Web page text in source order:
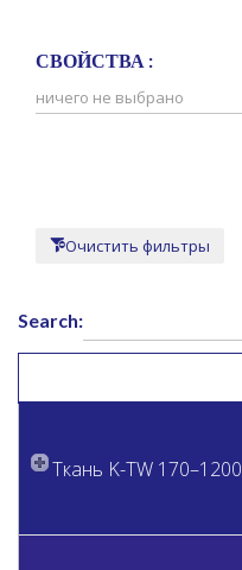
СВОЙСТВА :
ничего не выбрано
Очистить фильтры
Search:
Ткань K-TW 170–1200